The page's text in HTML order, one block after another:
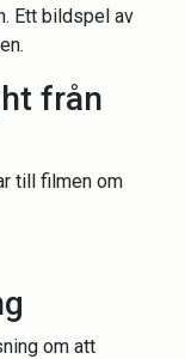
Ett bildspel av
från
till filmen om
om att